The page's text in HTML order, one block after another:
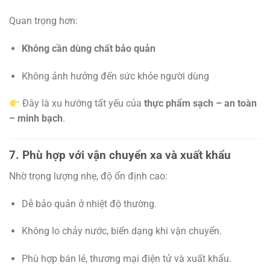
Quan trọng hơn:
Không cần dùng chất bảo quản
Không ảnh hưởng đến sức khỏe người dùng
Đây là xu hướng tất yếu củathực phẩm sạch – an toàn
– minh bạch.
7. Phù hợp với vận chuyển xa và xuất khẩu
Nhờ trọng lượng nhẹ, độ ổn định cao:
Dễ bảo quản ở nhiệt độ thường.
Không lo chảy nước, biến dạng khi vận chuyển.
Phù hợp bán lẻ, thương mại điện tử và xuất khẩu.